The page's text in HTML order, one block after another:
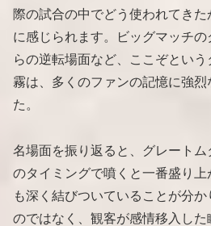
際の試合の中でどう使われてき
に感じられます。ビッグマッチ
らの逆転場面など、ここぞとい
霧は、多くのファンの記憶に強
た。
名場面を振り返ると、グレート
のタイミングで噴くと一番盛り
も深く結びついていることが分
のではなく、観客が感情移入し